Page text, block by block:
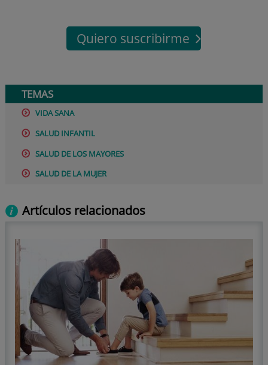
Quiero suscribirme
TEMAS
VIDA SANA
SALUD INFANTIL
SALUD DE LOS MAYORES
SALUD DE LA MUJER
Artículos relacionados